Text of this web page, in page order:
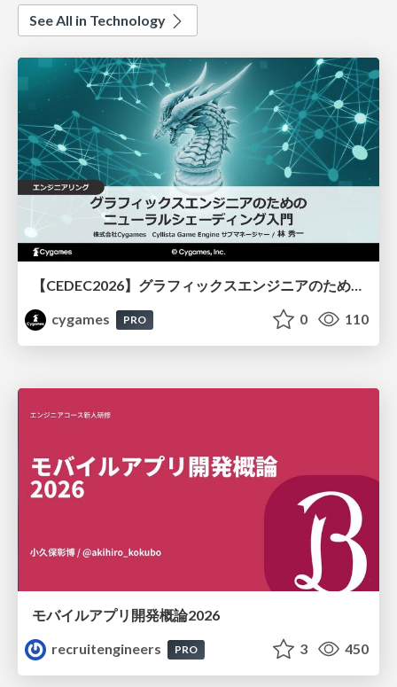
See All in Technology
cygames
PRO 0 110
モバイルアプリ開発概論2026
recruitengineers
PRO 3 450